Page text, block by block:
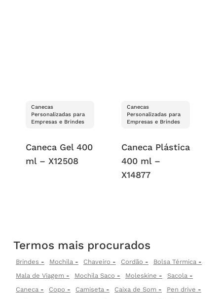
Canecas
Personalizadas para
Empresas e Brindes
Caneca Gel 400
ml – X12508
Canecas
Personalizadas para
Empresas e Brindes
Caneca Plástica
400 ml –
X14877
Termos mais procurados
Brindes Mochila Chaveiro Cordão
Bolsa Térmica
Mala de Viagem
Mochila Saco Moleskine
Sacola
Caneca
Copo Camiseta Caixa de Som
Pen drive